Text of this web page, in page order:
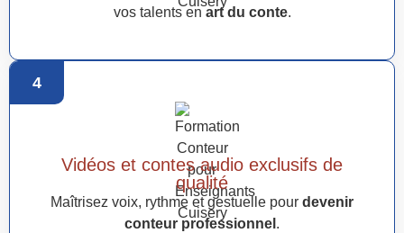
vos talents en art du conte.
4
Vidéos et contes audio exclusifs de
qualité
Maîtrisez voix, rythme et gestuelle pour devenir
conteur professionnel .